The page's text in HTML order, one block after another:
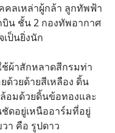
คลเหล่าผู้กล้า ลูกทัพฟ้า
น ชั้น 2 กองทัพอากาศ
ป็นยิ่งนัก
ช้ผ้าสักหลาดสีกรมท่า
ด้วยด้ายสีเหลือง ดิ้น
อมด้วยดิ้นข้อทองและ
ดอยู่เหนืออาร์มที่อยู่
า คือ รูปดาว